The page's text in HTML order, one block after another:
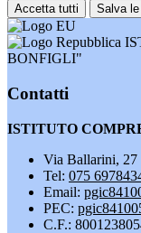
Accetta tutti Salva
BONFIGLI"
Contatti
ISTITUTO
Via Ballarini, 27
Tel: 075
Email:
PEC:
C.F.: